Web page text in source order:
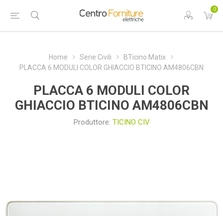
0
Home Serie Civili
BTicino Matix
PLACCA 6 MODULI COLOR GHIACCIO BTICINO AM4806CBN
PLACCA 6 MODULI COLOR
GHIACCIO BTICINO AM4806CBN
Produttore: TICINO CIV